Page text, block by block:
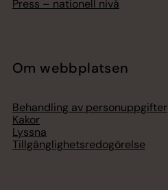
Press – nationell nivå
Om webbplatsen
Behandling av personuppgifter
Kakor
Lyssna
Tillgänglighetsredogörelse